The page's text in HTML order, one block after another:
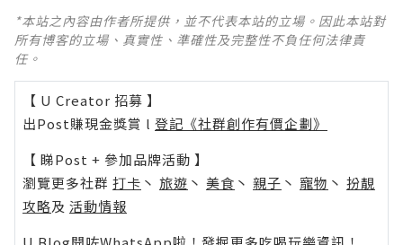
*本站之內容由作者所提供，並不代表本站的立場。因此本站對
所有博客的立場、真實性、準確性及完整性不負任何法律責
任。
【 U Creator 招募 】
出Post賺現金獎賞 l 登記《社群創作有價企劃》
【 睇Post + 參加品牌活動 】
瀏覽更多社群 打卡 丶 旅遊 丶 美食 丶 親子 丶 寵物 丶 扮靚
攻略及 活動情報